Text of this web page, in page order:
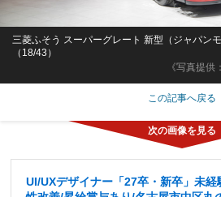
《写真提供
三菱ふそう スーパーグレート 新型（ジャパン
（18/43）
この記事へ戻る
UI/UXデザイナー「27卒・新卒」未